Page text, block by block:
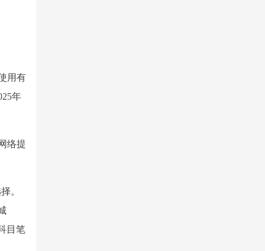
用有
年
络提
。
目笔